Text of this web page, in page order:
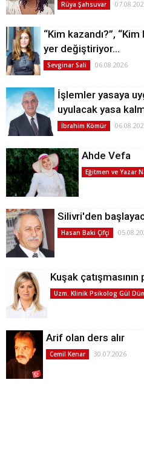
Rüya Şahsuvar
“Kim kazandı?”,
yer değiştiriyor…
Sevginar Sali 06.08.2026
İşlemler yasaya
uyulacak yasa
İbrahim Kömür
Ahde Vefa
Eğitmen ve Yazar
Silivri'den
Hasan Baki Çifçi
Kuşak
Uzm. Klinik Psikolog Gül
Arif olan ders alır
Cemil Kenar 30.07.2026